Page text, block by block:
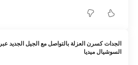
الجدات كسرن العزلة بالتواصل مع الجيل الجديد عبر
السوشيال ميديا